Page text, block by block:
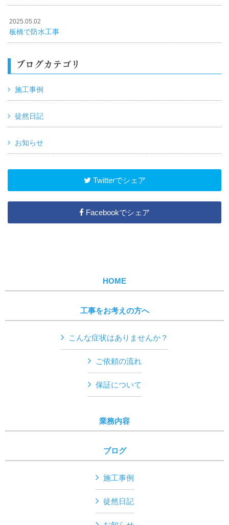
2025.05.02
板橋で防水工事
ブログカテゴリ
施工事例
徒然日記
お知らせ
Twitterでシェア
Facebookでシェア
HOME
工事をお考えの方へ
こんな症状はありませんか？
ご依頼の流れ
保証について
業務内容
ブログ
施工事例
徒然日記